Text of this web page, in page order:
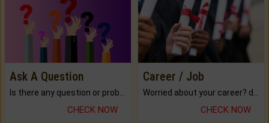
Ask A Question
Is there any question or problem lingering.
CHECK NOW
Career / Job
Worried about your career? don't know what is.
CHECK NOW